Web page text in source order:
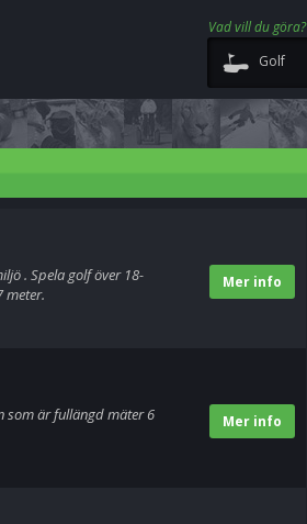
Vad vill du göra?
Golf
Mer info
. Spela golf över 18-
meter.
Mer info
som är fullängd mäter 6